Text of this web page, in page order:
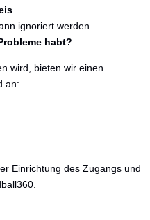
ignoriert werden.
habt?
wird, bieten wir einen
an:
Einrichtung des Zugangs und